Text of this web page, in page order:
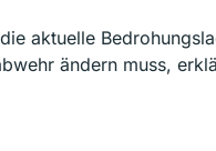
aktuelle
ändern muss,